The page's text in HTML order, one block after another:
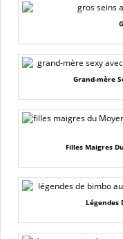
Grand-mère
Filles Maigres
Légendes